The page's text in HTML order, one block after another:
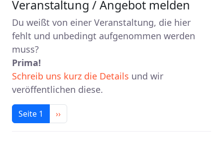
Veranstaltung / Angebot melden
Du weißt von einer Veranstaltung, die hier
fehlt und unbedingt aufgenommen werden
muss?
Prima!
Schreib uns kurz die Details und wir
veröffentlichen diese.
Seitennummerierung
Seite 1 Nächste Seite
››